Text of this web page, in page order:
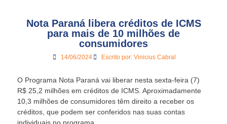
Nota Paraná libera créditos de ICMS
para mais de 10 milhões de
consumidores
14/06/2024 Escrito por:Vinicius Cabral
O Programa Nota Paraná vai liberar nesta sexta-feira (7)
R$ 25,2 milhões em créditos de ICMS. Aproximadamente
10,3 milhões de consumidores têm direito a receber os
créditos, que podem ser conferidos nas suas contas